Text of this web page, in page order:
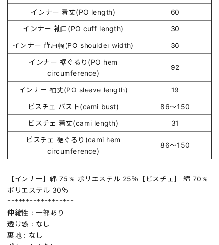
インナー 着丈(PO length)
60
インナー 袖口(PO cuff length)
30
インナー 背肩幅(PO shoulder width)
36
インナー 裾ぐるり(PO hem
circumference)
92
インナー 袖丈(PO sleeve length)
19
ビスチェ バスト(cami bust)
86～150
ビスチェ 着丈(cami length)
31
ビスチェ 裾ぐるり(cami hem
circumference)
86～150
【インナー】綿 75％ ポリエステル 25％【ビスチェ】 綿 70％
ポリエステル 30％
******************
伸縮性：一部あり
透け感：なし
裏地：なし